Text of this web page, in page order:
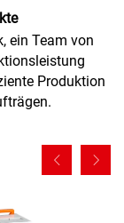
ein Team von
Produktion